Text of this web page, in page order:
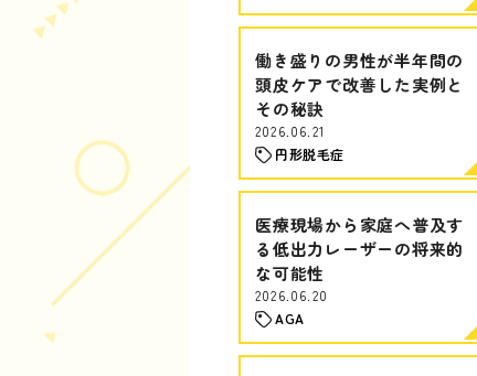
働き盛りの男性が半年間の
頭皮ケアで改善した実例と
その秘訣
2026.06.21
円形脱毛症
医療現場から家庭へ普及す
る低出力レーザーの将来的
な可能性
2026.06.20
AGA